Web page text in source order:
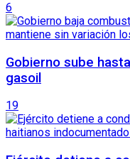
6
Gobierno sube
gasoil
19